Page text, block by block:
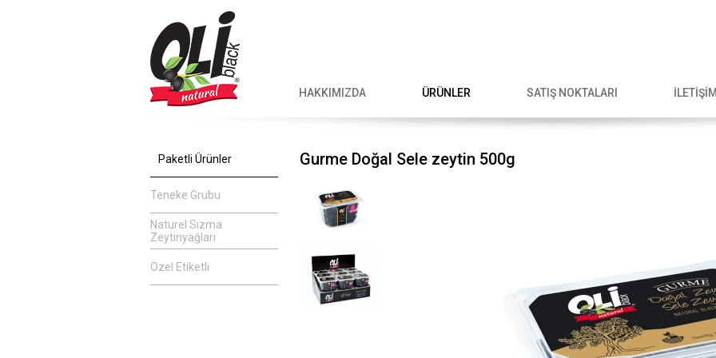
HAKKIMIZDA ÜRÜNLER SATIŞ NOKTALARI
Paketli Ürünler
Teneke Grubu
Naturel Sızma
Zeytinyağları
Özel Etiketli
Gurme Doğal Sele zeytin 500g